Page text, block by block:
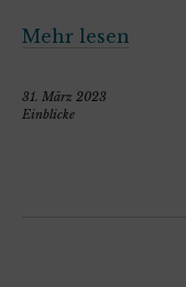
Mehr lesen
31. März 2023
Einblicke